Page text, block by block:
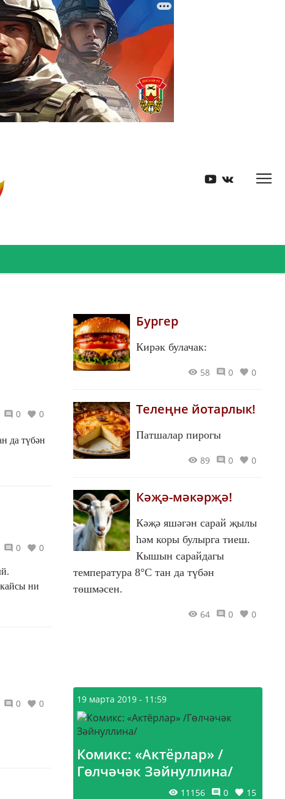
0 0
да түбән
0 0
ни
0 0
Бургер
Кирәк булачак:
58 0 0
Телеңне йотарлык!
Патшалар пирогы
89 0 0
Кәҗә-мәкәрҗә!
Кәҗә яшәгән сарай җылы
һәм коры булырга тиеш.
Кышын сарайдагы
температура 8°С тан да түбән
төшмәсен.
64 0 0
19 марта 2019 - 11:59
Комикс: «Актёрлар» /
Гөлчәчәк Зәйнуллина/
11156 0 15